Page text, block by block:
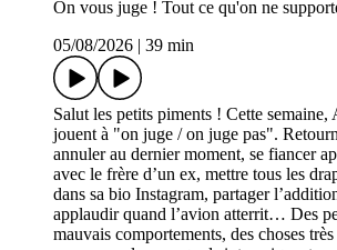
On vous juge ! Tout ce qu'on ne
05/08/2026
39 min
Salut les petits piments ! Cette
jouent à "on juge / on juge pas".
annuler au dernier moment, se fiancer
avec le frère d’un ex, mettre tous les
dans sa bio Instagram, partager
applaudir quand l’avion atterrit… Des
mauvais comportements, des choses